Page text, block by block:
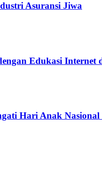
Asuransi Jiwa
Edukasi Internet
Hari Anak Nasional